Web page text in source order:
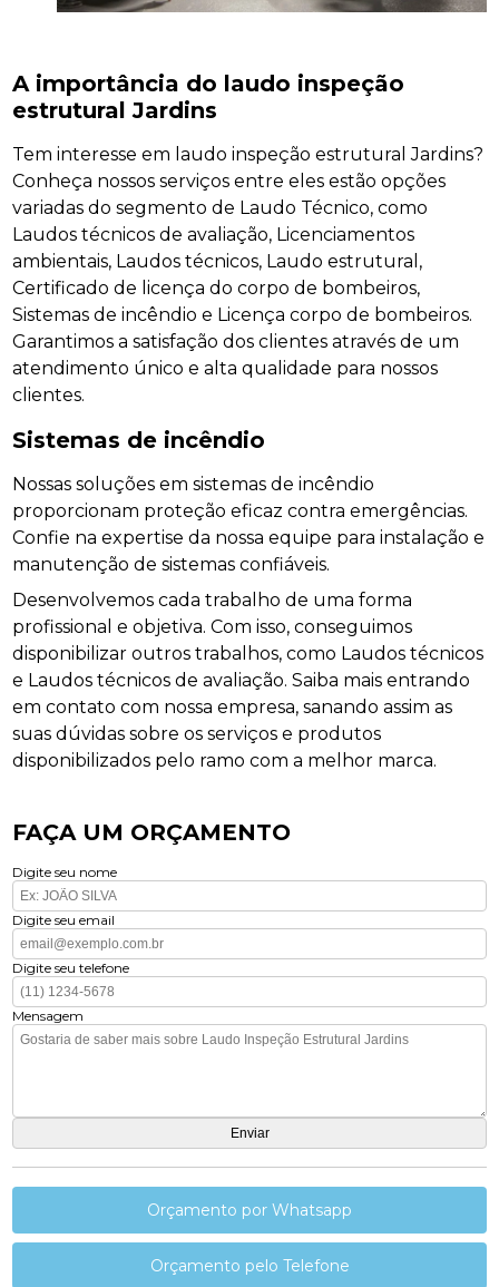
A importância do laudo inspeção
estrutural Jardins
Tem interesse em laudo inspeção estrutural Jardins?
Conheça nossos serviços entre eles estão opções
variadas do segmento de Laudo Técnico, como
Laudos técnicos de avaliação, Licenciamentos
ambientais, Laudos técnicos, Laudo estrutural,
Certificado de licença do corpo de bombeiros,
Sistemas de incêndio e Licença corpo de bombeiros.
Garantimos a satisfação dos clientes através de um
atendimento único e alta qualidade para nossos
clientes.
Sistemas de incêndio
Nossas soluções em sistemas de incêndio
proporcionam proteção eficaz contra emergências.
Confie na expertise da nossa equipe para instalação e
manutenção de sistemas confiáveis.
Desenvolvemos cada trabalho de uma forma
profissional e objetiva. Com isso, conseguimos
disponibilizar outros trabalhos, como Laudos técnicos
e Laudos técnicos de avaliação. Saiba mais entrando
em contato com nossa empresa, sanando assim as
suas dúvidas sobre os serviços e produtos
disponibilizados pelo ramo com a melhor marca.
FAÇA UM ORÇAMENTO
Digite seu nome
Digite seu email
Digite seu telefone
Mensagem
Orçamento por Whatsapp
Orçamento pelo Telefone